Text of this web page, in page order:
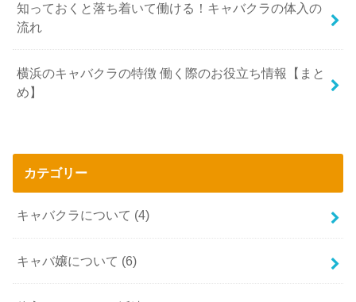
知っておくと落ち着いて働ける！キャバクラの体入の
流れ
横浜のキャバクラの特徴 働く際のお役立ち情報【まと
め】
カテゴリー
キャバクラについて (4)
キャバ嬢について (6)